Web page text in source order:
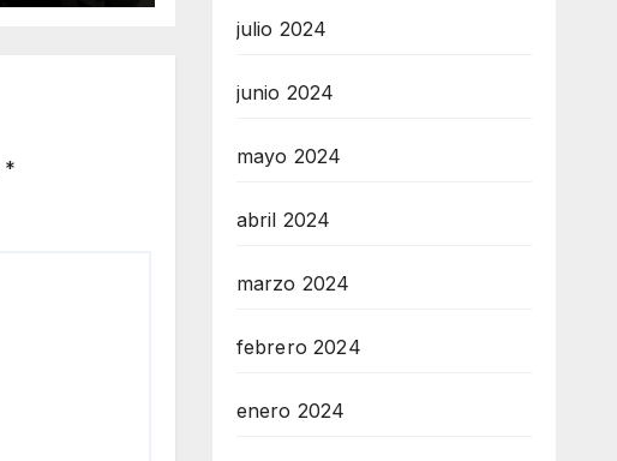
*
julio 2024
junio 2024
mayo 2024
abril 2024
marzo 2024
febrero 2024
enero 2024